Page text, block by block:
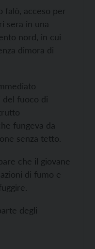
falò, acceso per
sera in una
nord, in cui
dimora di
del fuoco di
fungeva da
senza tetto.
che il giovane
di fumo e
degli